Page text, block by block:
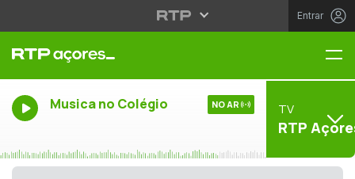
Entrar
Musica no Colégio NO AR TV
RTP